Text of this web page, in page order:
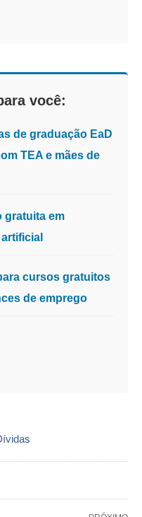
você:
de graduação EaD
TEA e mães de
gratuita em
cursos gratuitos
de emprego